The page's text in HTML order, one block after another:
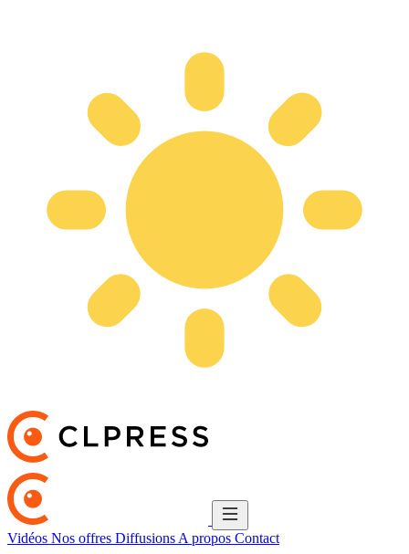
Vidéos Nos offres Diffusions A propos Contact